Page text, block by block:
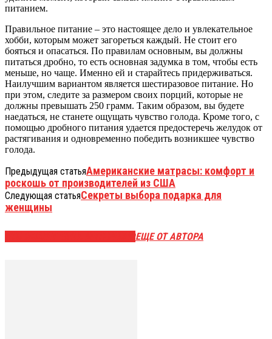
питанием.
Правильное питание – это настоящее дело и увлекательное
хобби, которым может загореться каждый. Не стоит его
бояться и опасаться. По правилам основным, вы должны
питаться дробно, то есть основная задумка в том, чтобы есть
меньше, но чаще. Именно ей и старайтесь придерживаться.
Наилучшим вариантом является шестиразовое питание. Но
при этом, следите за размером своих порций, которые не
должны превышать 250 грамм. Таким образом, вы будете
наедаться, не станете ощущать чувство голода. Кроме того, с
помощью дробного питания удается предостеречь желудок от
растягивания и одновременно победить возникшее чувство
голода.
Предыдущая статьяАмериканские матрасы: комфорт и
роскошь от производителей из США
Следующая статьяСекреты выбора подарка для
женщины
ЕЩЕ ОТ АВТОРА